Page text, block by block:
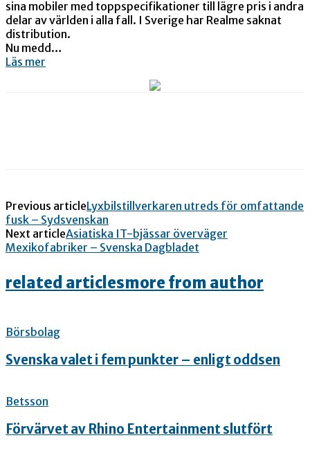
sina mobiler med toppspecifikationer till lägre pris i andra
delar av världen i alla fall. I Sverige har Realme saknat
distribution.
Nu medd…
Läs mer
Previous articleLyxbilstillverkaren utreds för omfattande
fusk – Sydsvenskan
Next articleAsiatiska IT-bjässar överväger
Mexikofabriker – Svenska Dagbladet
related articlesmore from author
Börsbolag
Svenska valet i fem punkter – enligt oddsen
Betsson
Förvärvet av Rhino Entertainment slutfört